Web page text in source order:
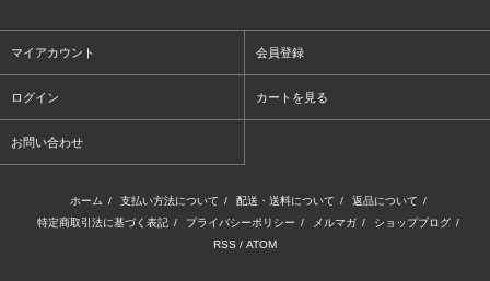
マイアカウント 会員登録
ログイン カートを見る
お問い合わせ
ホーム / 支払い方法について / 配送・送料について / 返品について /
特定商取引法に基づく表記 / プライバシーポリシー / メルマガ / ショップブログ /
RSS / ATOM